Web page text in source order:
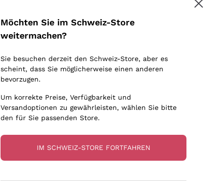
Biondi Santi
Argiolas
Zenato
Ca' dei Frati
Chardonnay
finden Sie in unserem Datenschutz-Bestimmungen
Möchten Sie im Schweiz-Store
weitermachen?
Sie besuchen derzeit den Schweiz-Store, aber es
scheint, dass Sie möglicherweise einen anderen
bevorzugen.
Um korrekte Preise, Verfügbarkeit und
Versandoptionen zu gewährleisten, wählen Sie bitte
den für Sie passenden Store.
IM SCHWEIZ-STORE FORTFAHREN